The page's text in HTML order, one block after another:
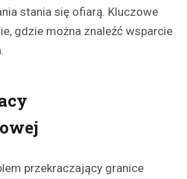
stania się ofiarą. Kluczowe
gdzie można znaleźć wsparcie
przekraczający granice